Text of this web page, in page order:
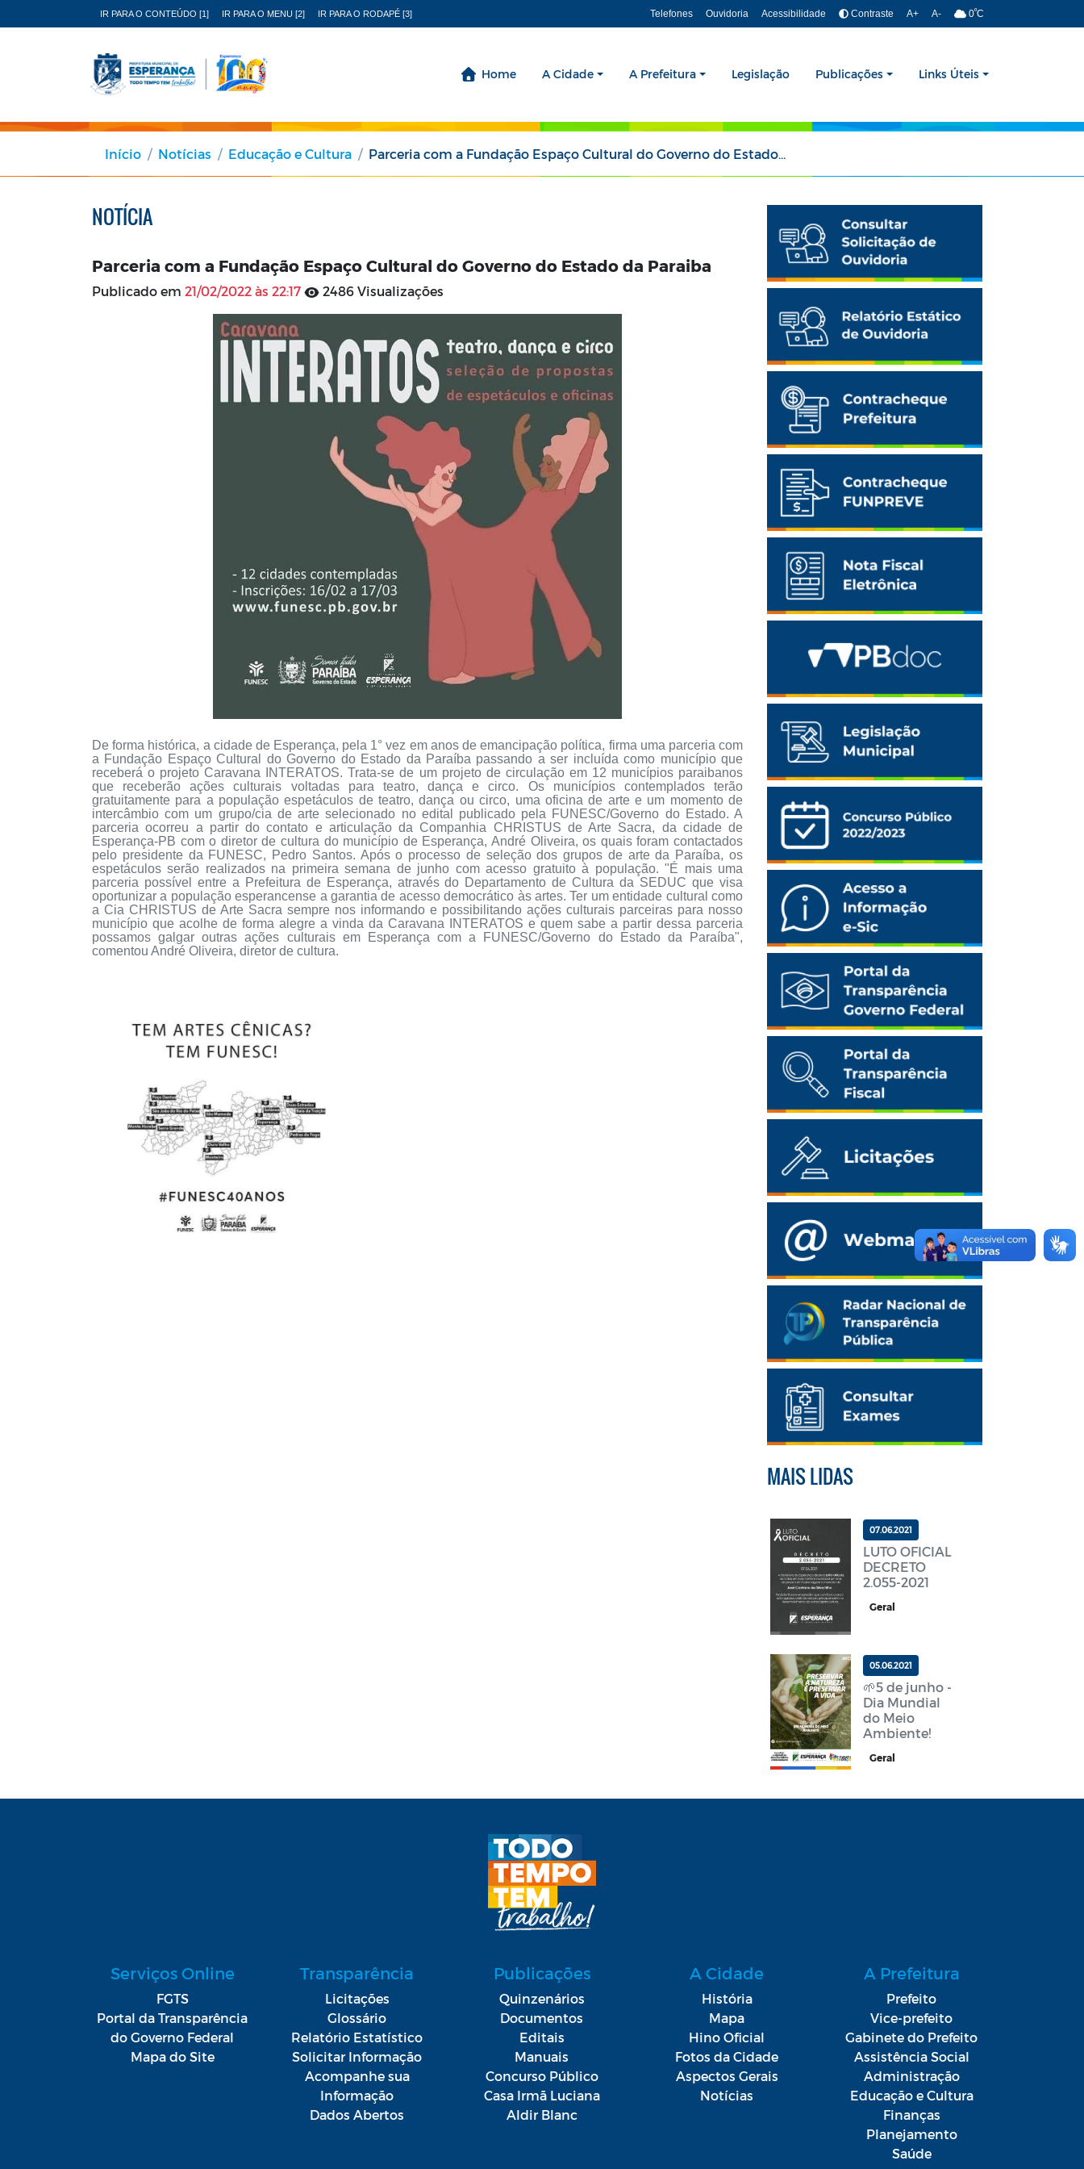
IR PARA O CONTEÚDO [1] IR PARA O MENU [2] IR PARA O RODAPÉ [3] Telefones Ouvidoria Acessibilidade Contraste A+ A- 0ºC
Home A Cidade A Prefeitura Legislação Publicações Links Úteis
Início Notícias Educação e Cultura Parceria com a Fundação Espaço Cultural do Governo do Estado da Paraiba
NOTÍCIA
Parceria com a Fundação Espaço Cultural do Governo do Estado da Paraiba
Publicado em 21/02/2022 às 22:17 2486 Visualizações
De forma histórica, a cidade de Esperança, pela 1° vez em anos de emancipação política, firma uma parceria com
a Fundação Espaço Cultural do Governo do Estado da Paraíba passando a ser incluída como município que
receberá o projeto Caravana
INTERATOS. Trata-se de um projeto de circulação em 12 municípios paraibanos
que receberão ações culturais voltadas para teatro, dança e circo. Os municípios contemplados terão
gratuitamente para a população espetáculos de teatro, dança ou circo, uma oficina de arte e um momento de
intercâmbio com um grupo/cia de arte selecionado no edital publicado pela FUNESC/Governo do Estado. A
parceria ocorreu a partir do contato e articulação da Companhia CHRISTUS de Arte Sacra, da cidade de
Esperança-PB com o diretor de cultura do município de Esperança, André Oliveira, os quais foram contactados
pelo presidente da FUNESC, Pedro Santos. Após o processo de seleção dos grupos de arte da Paraíba, os
espetáculos serão realizados na primeira semana de junho com acesso gratuito à população. "É mais uma
parceria possível entre a Prefeitura de Esperança, através do Departamento de Cultura da SEDUC que visa
oportunizar a população esperancense a garantia de acesso democrático às artes. Ter um entidade cultural como
a Cia CHRISTUS de Arte Sacra sempre nos informando e possibilitando ações culturais parceiras para nosso
município que acolhe de forma alegre a vinda da Caravana
INTERATOS e quem sabe a partir dessa parceria
possamos galgar outras ações culturais em Esperança com a FUNESC/Governo do Estado da Paraíba",
comentou André Oliveira, diretor de cultura.
MAIS LIDAS
07.06.2021
LUTO OFICIAL
DECRETO
2.055-2021
Geral
05.06.2021
🌱5 de junho -
Dia Mundial
do Meio
Ambiente!
Geral
Serviços Online
FGTS
Portal da Transparência
do Governo Federal
Mapa do Site
Transparência
Licitações
Glossário
Relatório Estatístico
Solicitar Informação
Acompanhe sua
Informação
Dados Abertos
Publicações
Quinzenários
Documentos
Editais
Manuais
Concurso Público
Casa Irmã Luciana
Aldir Blanc
A Cidade
História
Mapa
Hino Oficial
Fotos da Cidade
Aspectos Gerais
Notícias
A Prefeitura
Prefeito
Vice-prefeito
Gabinete do Prefeito
Assistência Social
Administração
Educação e Cultura
Finanças
Planejamento
Saúde